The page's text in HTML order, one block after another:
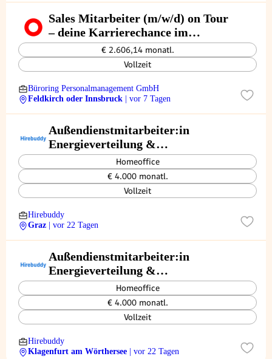
Sales Mitarbeiter (m/w/d) on Tour
– deine Karrierechance im
Außendienst€ 2.606,14 monatl.
Vollzeit
Büroring Personalmanagement GmbH
Feldkirch oder Innsbruck
| vor 7 Tagen
Außendienstmitarbeiter:in
Energieverteilung &
GebäudetechnikHomeoffice
€ 4.000 monatl.
Vollzeit
Hirebuddy
Graz
| vor 22 Tagen
Außendienstmitarbeiter:in
Energieverteilung &
GebäudetechnikHomeoffice
€ 4.000 monatl.
Vollzeit
Hirebuddy
Klagenfurt am Wörthersee
| vor 22 Tagen